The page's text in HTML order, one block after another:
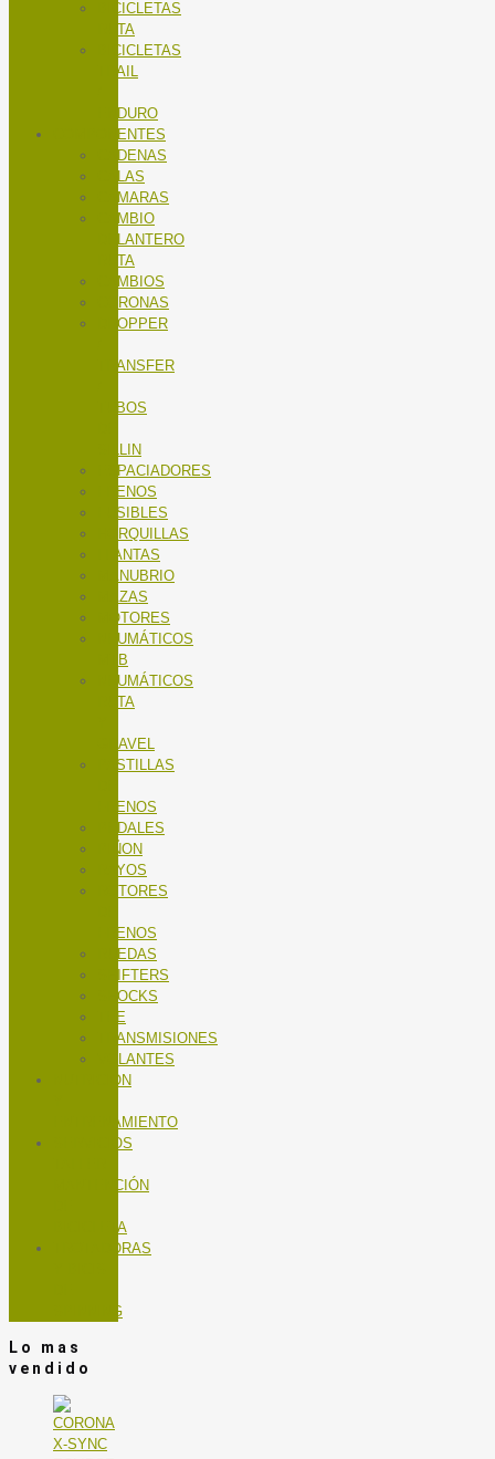
BICICLETAS
RUTA
BICICLETAS
TRAIL
ENDURO
COMPONENTES
CADENAS
CALAS
CÁMARAS
CAMBIO
DELANTERO
RUTA
CAMBIOS
CORONAS
DROPPER
TRANSFER
TUBOS
SILLIN
ESPACIADORES
FRENOS
FUSIBLES
HORQUILLAS
LLANTAS
MANUBRIO
MAZAS
MOTORES
NEUMÁTICOS
MTB
NEUMÁTICOS
RUTA
GRAVEL
PASTILLAS
FRENOS
PEDALES
PIÑON
RAYOS
ROTORES
FRENOS
RUEDAS
SHIFTERS
SHOCKS
TEE
TRANSMISIONES
VOLANTES
NUTRICIÓN
ENTRENAMIENTO
SERVICIOS
MANTENCIÓN
BICICLETA
TROTADORAS
SPINNING
Lo mas
vendido